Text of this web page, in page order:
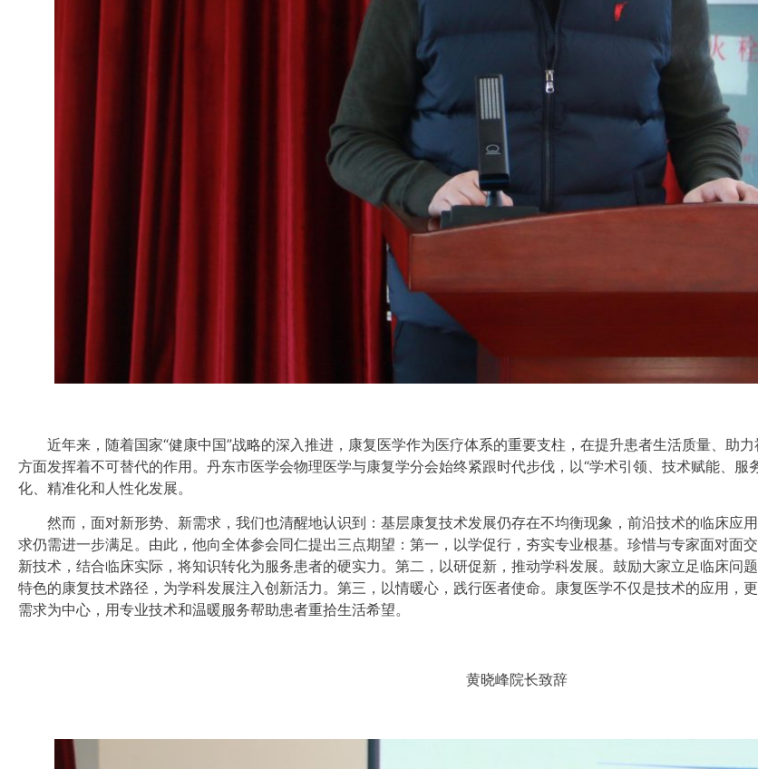
近年来，随着国家“健康中国”战略的深入推进，康复医学作为医疗体系的重要支柱，在提升患者生活质量、助
方面发挥着不可替代的作用。丹东市医学会物理医学与康复学分会始终紧跟时代步伐，以“学术引领、技术赋能、服
化、精准化和人性化发展。
然而，面对新形势、新需求，我们也清醒地认识到：基层康复技术发展仍存在不均衡现象，前沿技术的临床应
求仍需进一步满足。由此，他向全体参会同仁提出三点期望：第一，以学促行，夯实专业根基。珍惜与专家面对面
新技术，结合临床实际，将知识转化为服务患者的硬实力。第二，以研促新，推动学科发展。鼓励大家立足临床问
特色的康复技术路径，为学科发展注入创新活力。第三，以情暖心，践行医者使命。康复医学不仅是技术的应用，
需求为中心，用专业技术和温暖服务帮助患者重拾生活希望。
黄晓峰院长致辞